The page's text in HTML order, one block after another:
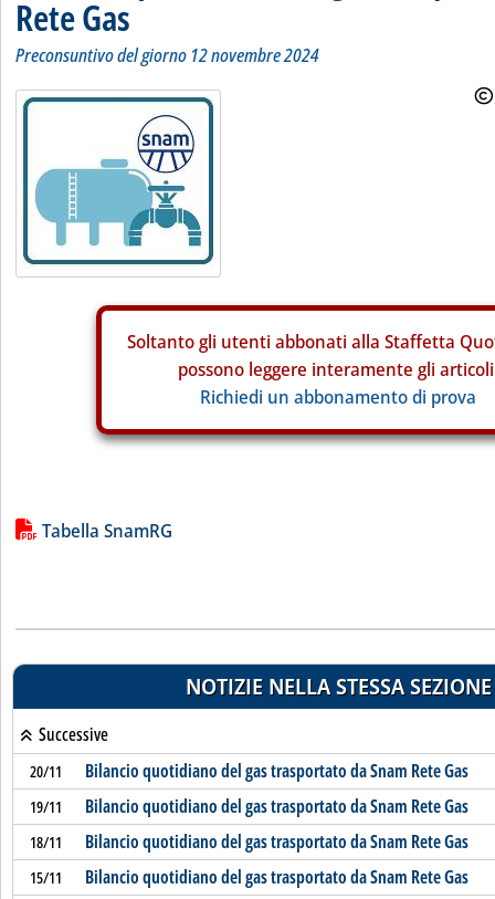
Rete Gas
Preconsuntivo del giorno 12 novembre 2024
Soltanto gli utenti abbonati alla Staffetta
possono leggere interamente gli
Richiedi un abbonamento di prova
Lista allegati PDF alla notizia
Tabella SnamRG
NOTIZIE NELLA STESSA SEZIONE
Successive
20/11 Bilancio quotidiano del gas trasportato da Snam Rete Gas
19/11 Bilancio quotidiano del gas trasportato da Snam Rete Gas
18/11 Bilancio quotidiano del gas trasportato da Snam Rete Gas
15/11 Bilancio quotidiano del gas trasportato da Snam Rete Gas